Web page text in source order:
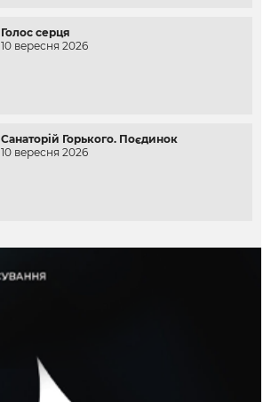
Голос серця
10 вересня 2026
Санаторій Горького. Поєдинок
10 вересня 2026